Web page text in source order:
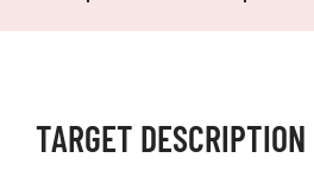
TARGET DESCRIPTION